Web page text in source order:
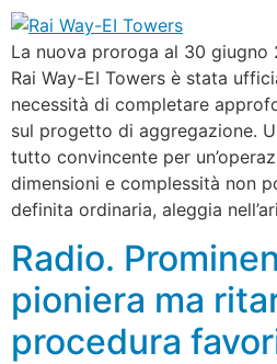
La nuova proroga al 30 giugno
Rai Way-EI Towers è stata
necessità di completare
sul progetto di aggregazione.
tutto convincente per
dimensioni e complessità non
definita ordinaria, aleggia
Radio.
pioniera ma
procedura